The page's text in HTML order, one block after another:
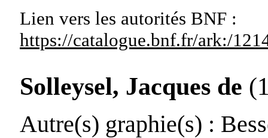
Lien vers les autorités BNF :
https://catalogue.bnf.fr/ark:/
Solleysel, Jacques de
Autre(s) graphie(s) :